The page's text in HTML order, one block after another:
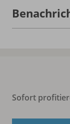
Sofort